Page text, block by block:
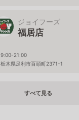
ジョイフーズ
福居店
9:00-21:00
栃木県足利市百頭町2371-1
すべて見る